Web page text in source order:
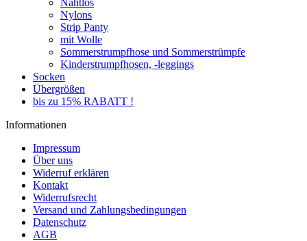
Nahtlos
Nylons
Strip Panty
mit Wolle
Sommerstrumpfhose und Sommerstrümpfe
Kinderstrumpfhosen, -leggings
Socken
Übergrößen
bis zu 15% RABATT !
Informationen
Impressum
Über uns
Widerruf erklären
Kontakt
Widerrufsrecht
Versand und Zahlungsbedingungen
Datenschutz
AGB